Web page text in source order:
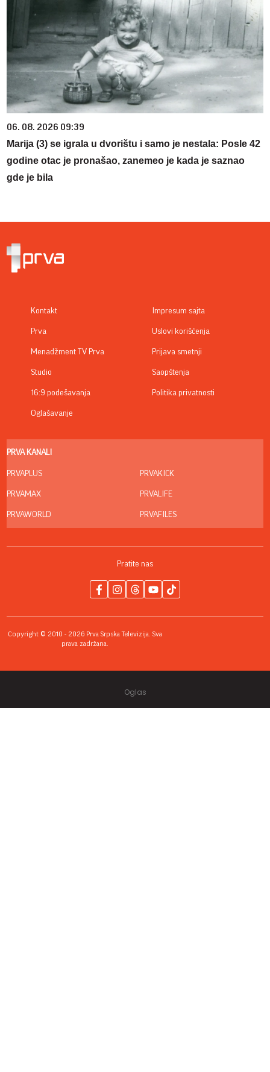
06. 08. 2026 09:39
Marija (3) se igrala u dvorištu i samo je nestala: Posle 42
godine otac je pronašao, zanemeo je kada je saznao
gde je bila
Kontakt
Prva
Menadžment TV Prva
Studio
16:9 podešavanja
Oglašavanje
Impresum sajta
Uslovi korišćenja
Prijava smetnji
Saopštenja
Politika privatnosti
PRVA KANALI
PRVAPLUS
PRVAMAX
PRVAWORLD
PRVAKICK
PRVALIFE
PRVAFILES
Pratite nas
Copyright © 2010 - 2026 Prva Srpska Televizija. Sva
prava zadržana.